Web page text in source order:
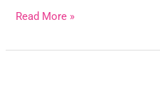
Read More »